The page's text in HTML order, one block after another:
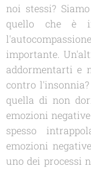
noi stessi?
quello che è
importante.
addormentarti e
contro
quella di non
emozioni
spesso
emozioni
uno dei processi